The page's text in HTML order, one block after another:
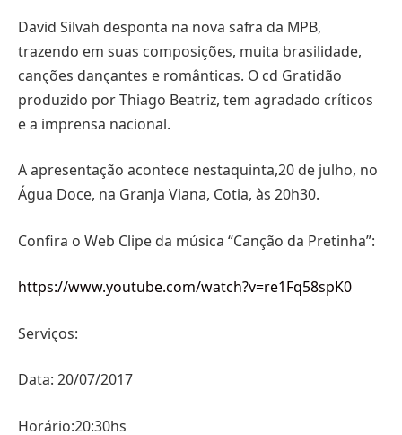
David Silvah desponta na nova safra da MPB,
trazendo em suas composições, muita brasilidade,
canções dançantes e românticas. O cd Gratidão
produzido por Thiago Beatriz, tem agradado críticos
e a imprensa nacional.
A apresentação acontece nestaquinta,20 de julho, no
Água Doce, na Granja Viana, Cotia, às 20h30.
Confira o Web Clipe da música “Canção da Pretinha”:
https://www.youtube.com/watch?v=re1Fq58spK0
Serviços:
Data: 20/07/2017
Horário:20:30hs